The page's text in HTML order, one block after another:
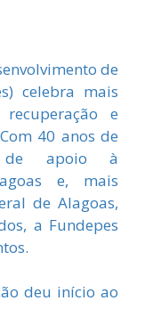
de
celebra mais
e
40 anos de
de apoio à
e, mais
de Alagoas,
a Fundepes
deu início ao